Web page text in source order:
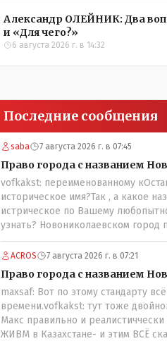
Александр ОЛЕЙНИК: Два
и «Для чего?»
6 августа 2026 г. в 14:32
Последние сообщения
saba 7 августа 2026 г. в 07:45
Право города с названием
vofkakst: переименованному
историческое имя?Так , а какое
истрическое по Вашему
узнать? Новониколаевском город
лет 14! Всё остальное время был
Кустанаем, теперь в казахской
например Константинополь в
Стамбул в турецкой, какое
историческое?
ACROS 7 августа 2026 г. в 07:21
Право города с названием
maxsaf: Вот по этому стандарту
времени.vofkakst: тут тоже
Макс правильно и
ЖИВМ в Казахстане- и этим ВСЁ